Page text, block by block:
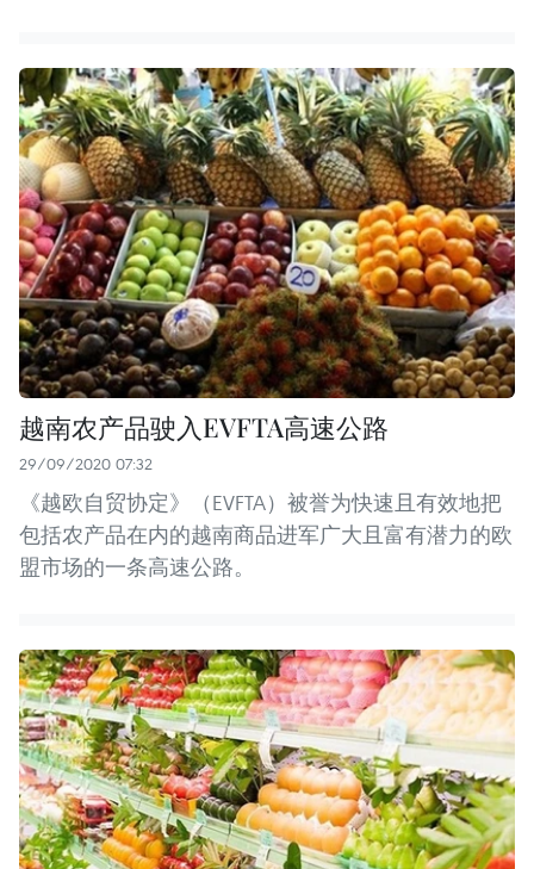
越南农产品驶入EVFTA高速公路
29/09/2020 07:32
《越欧自贸协定》（EVFTA）被誉为快速且有效地把
包括农产品在内的越南商品进军广大且富有潜力的欧
盟市场的一条高速公路。